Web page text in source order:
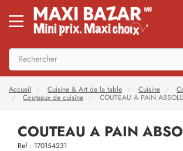
Accueil Cuisine & Art de la table Cuisine
Couteaux de cuisine
COUTEAU A PAIN ABSOLU
COUTEAU A PAIN
Ref : 170154231